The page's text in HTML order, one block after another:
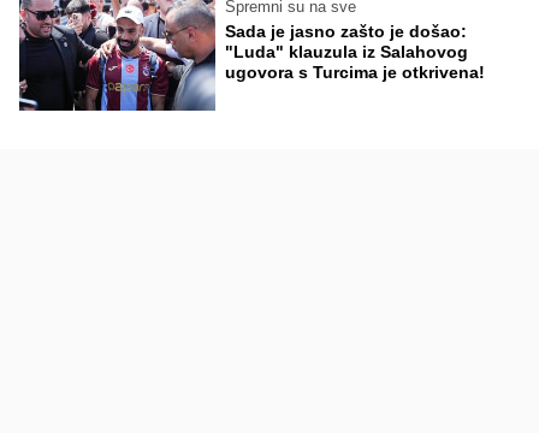
Spremni su na sve
Sada je jasno zašto je došao:
"Luda" klauzula iz Salahovog
ugovora s Turcima je otkrivena!